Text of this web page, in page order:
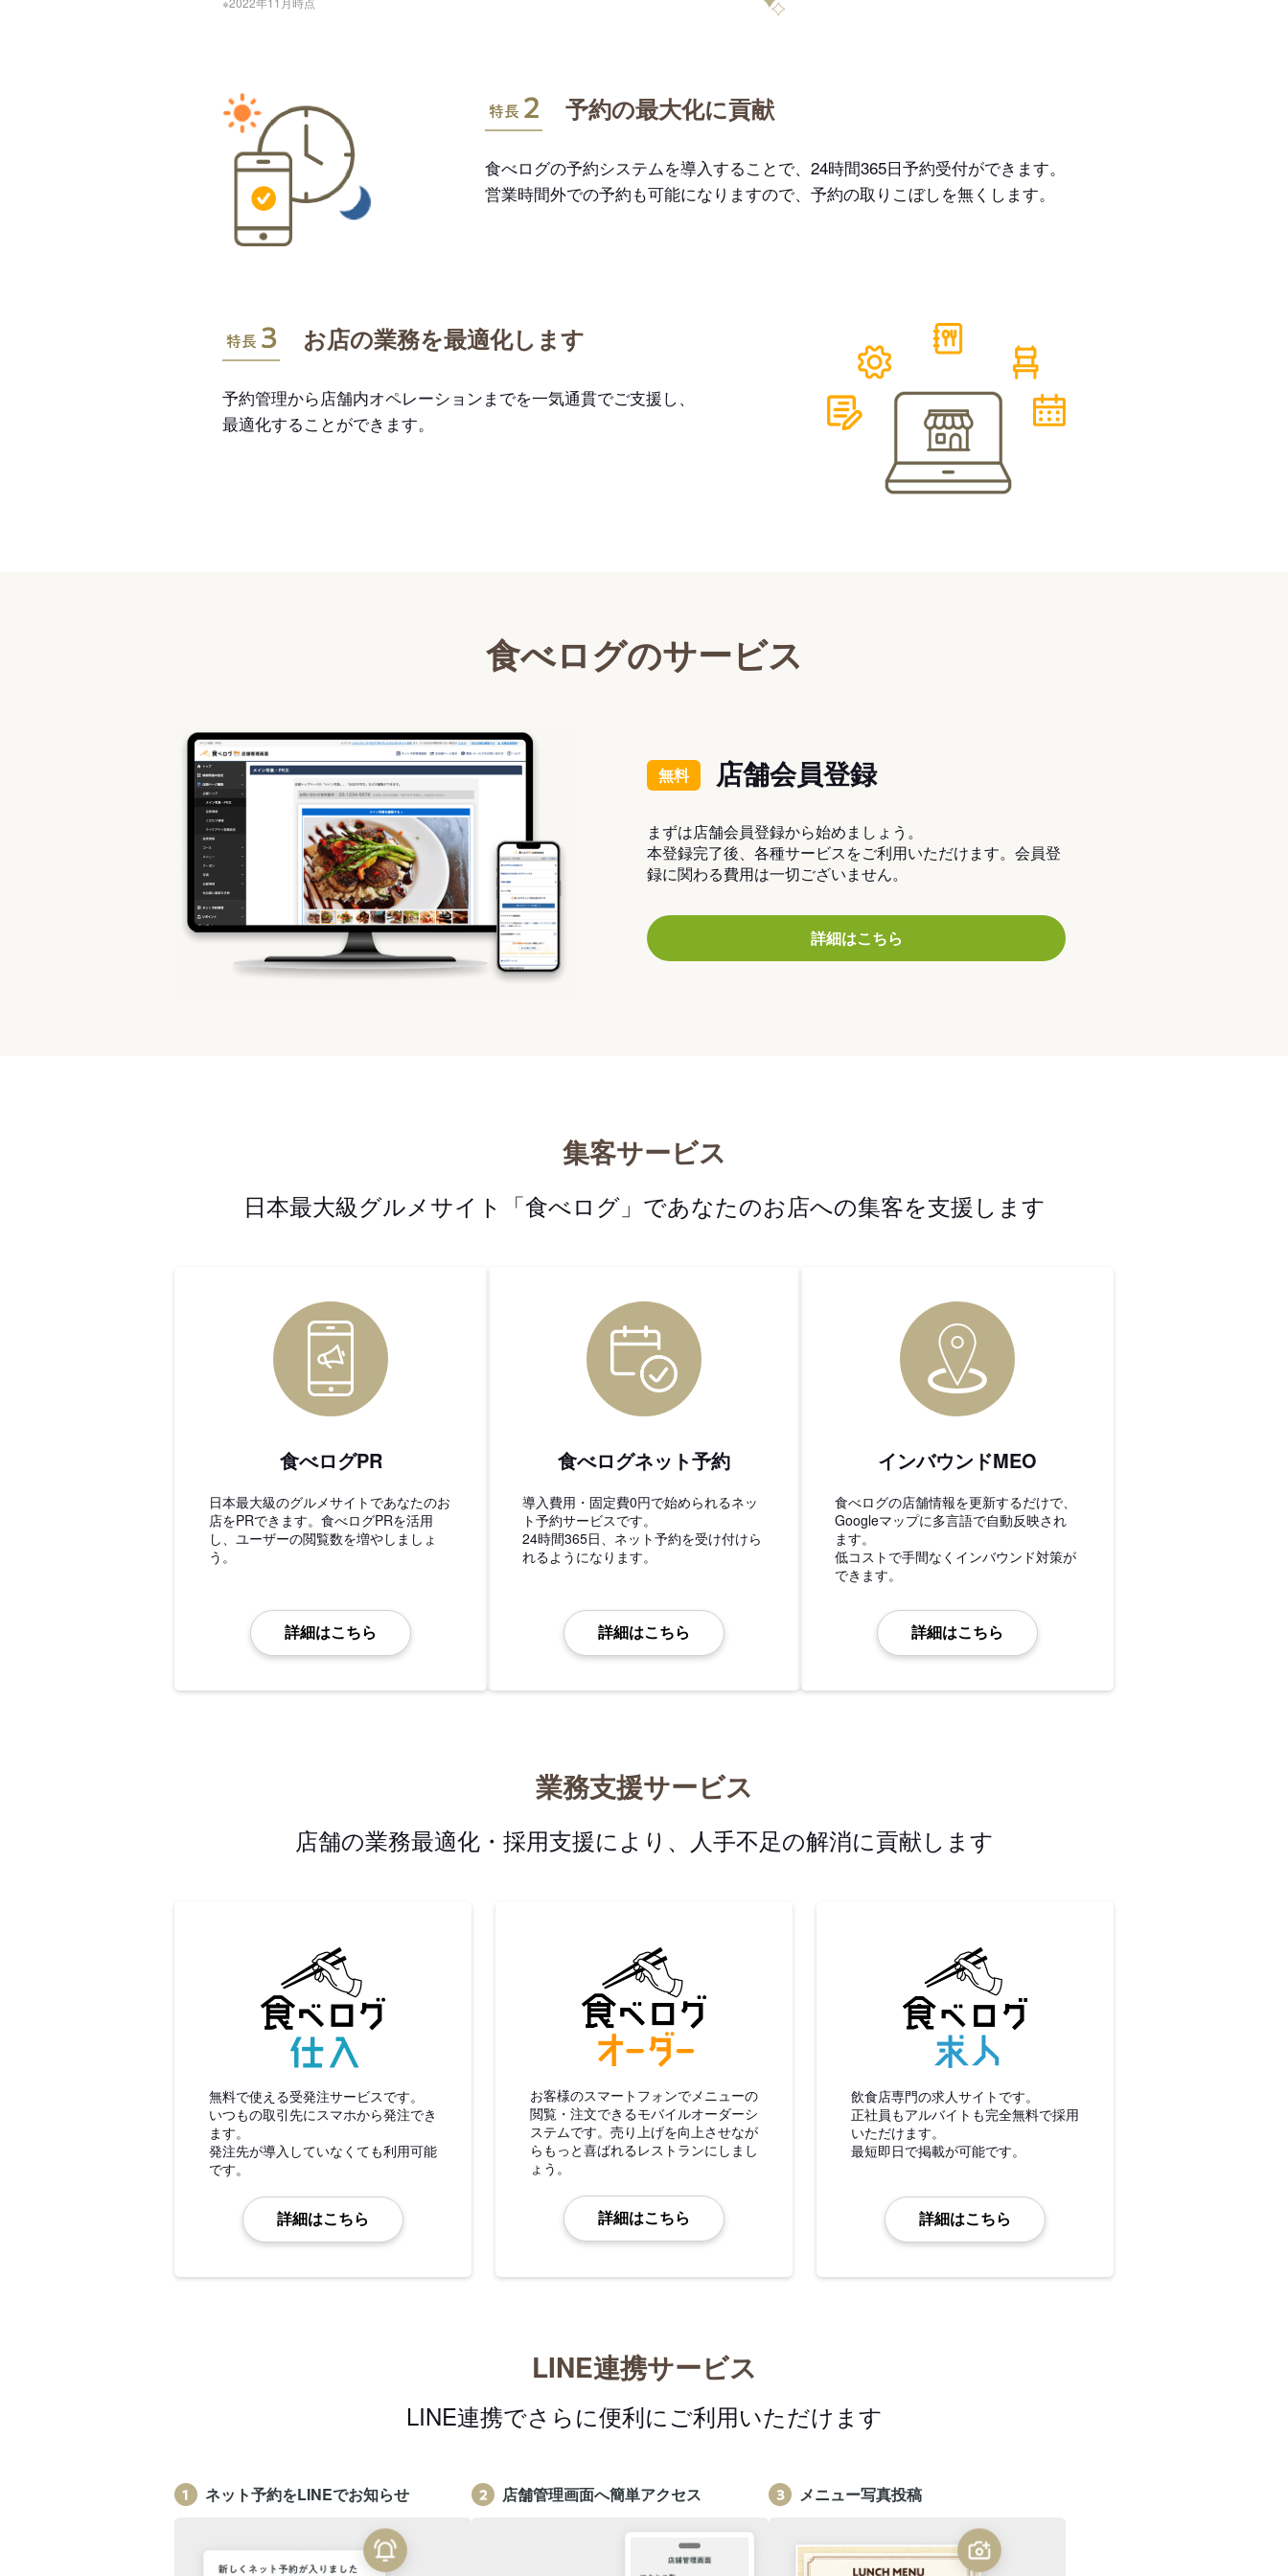
特長2
予約の最大化に貢献
食べログの予約システムを導入することで、24時間365日予約受付ができます。
営業時間外での予約も可能になりますので、予約の取りこぼしを無くします。
特長3
お店の業務を最適化します
予約管理から店舗内オペレーションまでを一気通貫でご支援し、
最適化することができます。
食べログのサービス
無料 店舗会員登録
まずは店舗会員登録から始めましょう。
本登録完了後、各種サービスをご利用いただけます。会員登
録に関わる費用は一切ございません。
詳細はこちら
集客サービス
日本最大級グルメサイト「食べログ」であなたのお店への集客を支援します
食べログPR
日本最大級のグルメサイトであなたのお
店をPRできます。食べログPRを活用
し、ユーザーの閲覧数を増やしましょ
う。
詳細はこちら
食べログネット予約
導入費用・固定費0円で始められるネッ
ト予約サービスです。
24時間365日、ネット予約を受け付けら
れるようになります。
詳細はこちら
インバウンドMEO
食べログの店舗情報を更新するだけで、
Googleマップに多言語で自動反映され
ます。
低コストで手間なくインバウンド対策が
できます。
詳細はこちら
業務支援サービス
店舗の業務最適化・採用支援により、人手不足の解消に貢献します
無料で使える受発注サービスです。
いつもの取引先にスマホから発注でき
ます。
発注先が導入していなくても利用可能
です。
詳細はこちら
お客様のスマートフォンでメニューの
閲覧・注文できるモバイルオーダーシ
ステムです。売り上げを向上させなが
らもっと喜ばれるレストランにしまし
ょう。
詳細はこちら
飲食店専門の求人サイトです。
正社員もアルバイトも完全無料で採用
いただけます。
最短即日で掲載が可能です。
詳細はこちら
LINE連携サービス
LINE連携でさらに便利にご利用いただけます
ネット予約をLINEでお知らせ 店舗管理画面へ簡単アクセス メニュー写真投稿